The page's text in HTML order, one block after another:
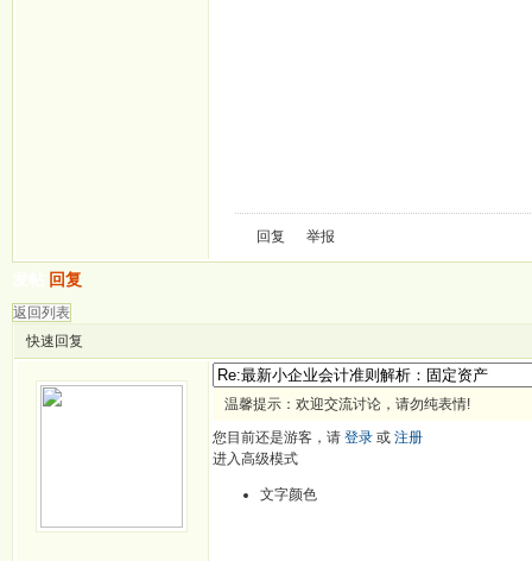
回复 举报
回复
返回列表
快速回复
温馨提示：欢迎交流讨论，请勿纯表情!
您目前还是游客，请 登录 或 注册
进入高级模式
文字颜色